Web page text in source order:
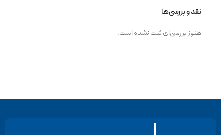
نقد و بررسی‌ها
هنوز بررسی‌ای ثبت نشده است.